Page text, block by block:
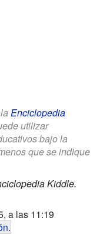
Enciclopedia
utilizar
bajo la
que se indique
Kiddle.
a las 11:19
.